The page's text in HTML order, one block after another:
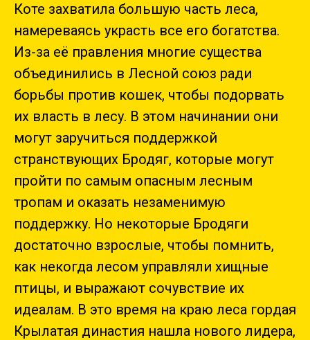
Коте захватила большую часть леса,
намереваясь украсть все его богатства.
Из-за её правления многие существа
объединились в Лесной союз ради
борьбы против кошек, чтобы подорвать
их власть в лесу. В этом начинании они
могут заручиться поддержкой
странствующих Бродяг, которые могут
пройти по самым опасным лесным
тропам и оказать незаменимую
поддержку. Но некоторые Бродяги
достаточно взрослые, чтобы помнить,
как некогда лесом управляли хищные
птицы, и выражают сочувствие их
идеалам. В это время на краю леса гордая
Крылатая династия нашла нового лидера,